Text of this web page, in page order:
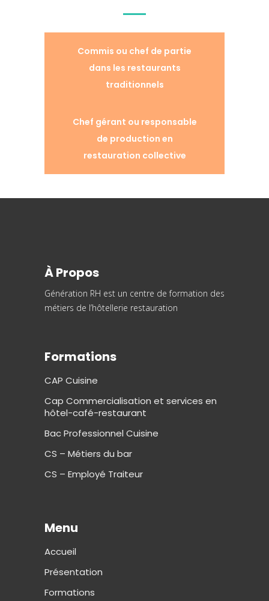
Commis ou chef de partie
dans les restaurants
traditionnels
Chef gérant ou responsable
de production en
restauration collective
À Propos
Génération RH est un centre de formation des
métiers de l’hôtellerie restauration
Formations
CAP Cuisine
Cap Commercialisation et services en
hôtel-café-restaurant
Bac Professionnel Cuisine
CS – Métiers du bar
CS – Employé Traiteur
Menu
Accueil
Présentation
Formations